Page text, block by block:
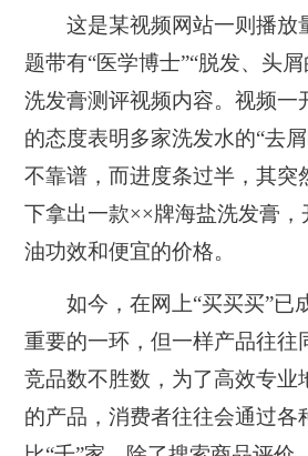
这是某视频网站一则播放
题带有“医学博士”“脱发、头
洗发膏测评视频内容。视频一
的态度表明多家洗发水的“去
不靠谱，而进度条过半，其突
下拿出一款××牌海盐洗发膏
油功效和便宜的价格。
如今，在网上“买买买”已
重要的一环，但一样产品往往
竞品数不胜数，为了高效专业
的产品，消费者往往会通过各